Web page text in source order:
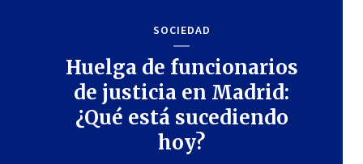
SOCIEDAD
Huelga de funcionarios
de justicia en Madrid:
¿Qué está sucediendo
hoy?